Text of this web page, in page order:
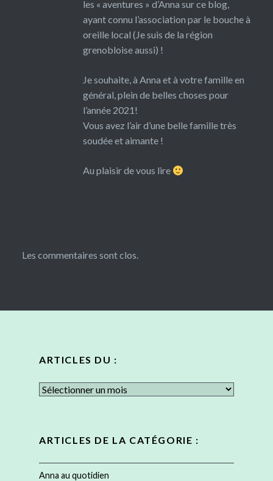
les « aventures » d’Anna sur ce blog,
ayant connu l’association par le bouche à
oreille local (Je suis de la région
grenobloise aussi) !
Je souhaite, à Anna et à votre famille en
général, plein de belles choses pour
l’année 2021!
Vous avez l’air d’une belle famille très
soudée et aimante !
Au plaisir de vous lire
Les commentaires sont clos.
ARTICLES DU :
Articles
ARTICLES DE LA CATÉGORIE :
Anna au quotidien